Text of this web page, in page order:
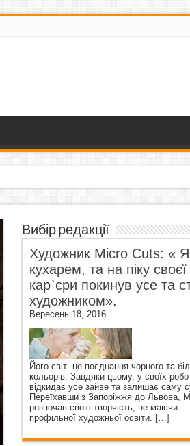
Вибір редакції
Художник Micro Cuts: «
кухарем, та на піку своєї
кар`єри покинув усе та
художником».
Вересень 18, 2016
Його світ- це поєднання чорного та
кольорів. Завдяки цьому, у своїх
відкидає усе зайве та залишає саму
Переїхавши з Запоріжжя до Львова,
розпочав свою творчість, не маючи
профільної художньої освіти. […]